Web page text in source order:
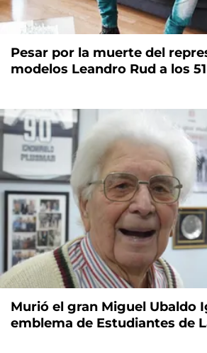
Pesar por la muerte del
modelos Leandro Rud a los
Murió el gran Miguel Ubaldo
emblema de Estudiantes de